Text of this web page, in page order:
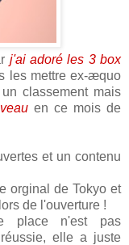
j'ai adoré les 3 box
les mettre ex-æquo
classement mais
en ce mois de
et un contenu
orginal de Tokyo et
de l'ouverture !
place n'est pas
elle a juste